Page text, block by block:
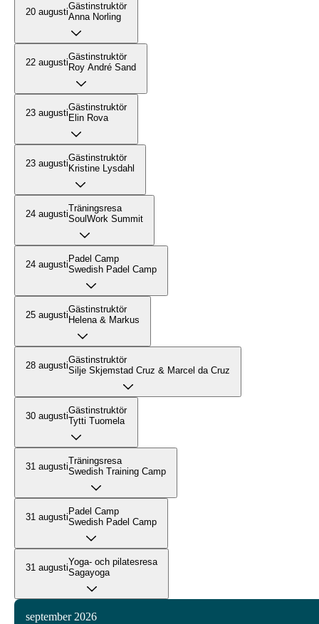
20 augustiGästinstruktör
Anna Norling
22 augustiGästinstruktör
Roy André Sand
23 augustiGästinstruktör
Elin Rova
23 augustiGästinstruktör
Kristine Lysdahl
24 augustiTräningsresa
SoulWork Summit
24 augusti Padel Camp
Swedish Padel Camp
25 augustiGästinstruktör
Helena & Markus
28 augustiGästinstruktör
Silje Skjemstad Cruz & Marcel da Cruz
30 augustiGästinstruktör
Tytti Tuomela
31 augustiTräningsresa
Swedish Training Camp
31 augusti Padel Camp
Swedish Padel Camp
31 augustiYoga- och pilatesresa
Sagayoga
september 2026